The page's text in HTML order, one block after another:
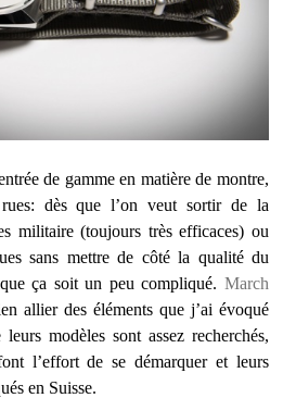
de gamme en matière de montre,
dès que l’on veut sortir de la
militaire (toujours très efficaces) ou
sans mettre de côté la qualité du
ça soit un peu compliqué. March
allier des éléments que j’ai évoqué
modèles sont assez recherchés,
l’effort de se démarquer et leurs
en Suisse.